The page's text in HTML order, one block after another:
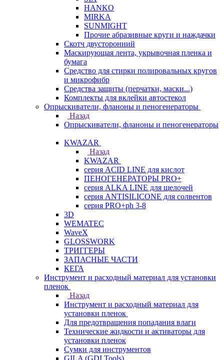
HANKO
MIRKA
SUNMIGHT
Прочие абразивные круги и наждачки
Скотч двусторонний
Маскирующая лента, укрывочная пленка и
бумага
Средство для стирки полировальных кругов
и микрофибр
Средства защиты (перчатки, маски...)
Комплекты для вклейки автостекол
Опрыскиватели, фланоны и пеногенераторы
Назад
Опрыскиватели, фланоны и пеногенераторы
KWAZAR
Назад
KWAZAR
серия ACID LINE для кислот
ПЕНОГЕНЕРАТОРЫ PRO+
серия ALKA LINE для щелочей
серия ANTISILICONE для солвентов
серия PRO+ph 3-8
3D
WEMATEC
WaveX
GLOSSWORK
ТРИГГЕРЫ
ЗАПАСНЫЕ ЧАСТИ
КЕГА
Инструмент и расходный материал для установки
пленок
Назад
Инструмент и расходный материал для
установки пленок
Для предотвращения попадания влаги
Технические жидкости и активаторы для
установки пленок
Сумки для инструментов
GILA (GDI Tools)